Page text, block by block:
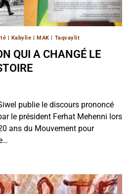
| Kabylie |MAK | Taqvaylit
QUI A CHANGÉ LE
publie le discours prononcé
le président Ferhat Mehenni lors
ans du Mouvement pour